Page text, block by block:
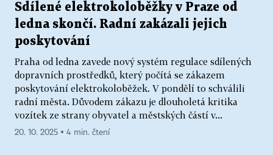
Sdílené elektrokoloběžky v Praze od
ledna skončí. Radní zakázali jejich
poskytování
Praha od ledna zavede nový systém regulace sdílených
dopravních prostředků, který počítá se zákazem
poskytování elektrokoloběžek. V pondělí to schválili
radní města. Důvodem zákazu je dlouholetá kritika
vozítek ze strany obyvatel a městských částí v...
20. 10. 2025 ▪ 4 min. čtení